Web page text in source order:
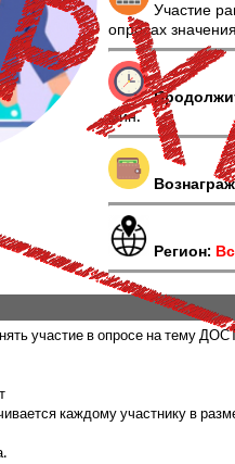
Участие
опросах
мин.
Регион:
участие в опросе на тему
каждому участнику в